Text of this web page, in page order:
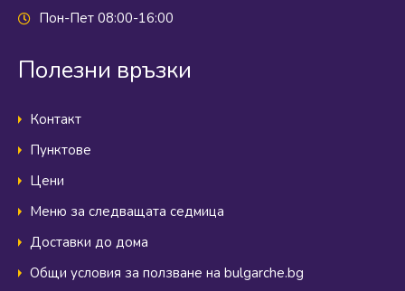
Пон-Пет 08:00-16:00
Полезни връзки
Контакт
Пунктове
Цени
Меню за следващата седмица
Доставки до дома
Общи условия за ползване на bulgarche.bg